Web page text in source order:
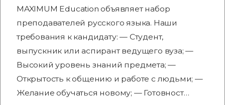
MAXIMUM Education объявляет набор
преподавателей русского языка. Наши
требования к кандидату: — Студент,
выпускник или аспирант ведущего вуза; —
Высокий уровень знаний предмета; —
Открытость к общению и работе с людьми; —
Желание обучаться новому; — Готовност…